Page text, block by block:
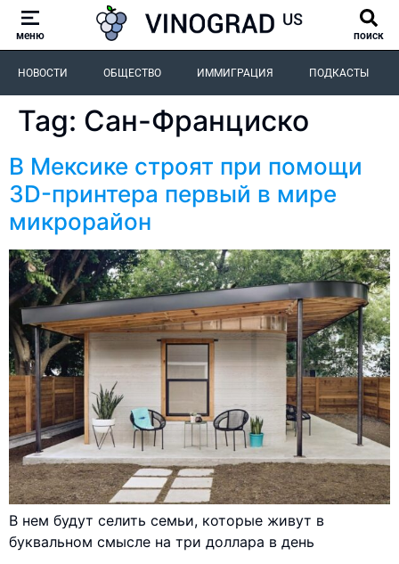
меню поиск
НОВОСТИ ОБЩЕСТВО ИММИГРАЦИЯ ПОДКАСТЫ
Tag: Сан-Франциско
В Мексике строят при помощи
3D-принтера первый в мире
микрорайон
В нем будут селить семьи, которые живут в
буквальном смысле на три доллара в день